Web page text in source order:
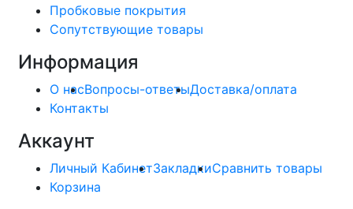
Пробковые покрытия
Сопутствующие товары
Информация
О насВопросы-ответыДоставка/оплата
Контакты
Аккаунт
Личный КабинетЗакладкиСравнить товары
Корзина